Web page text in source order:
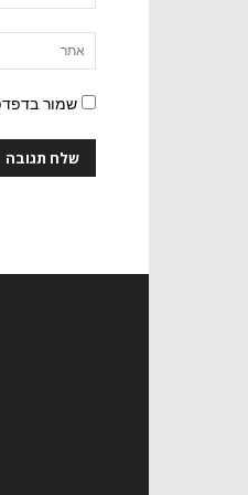
שמור